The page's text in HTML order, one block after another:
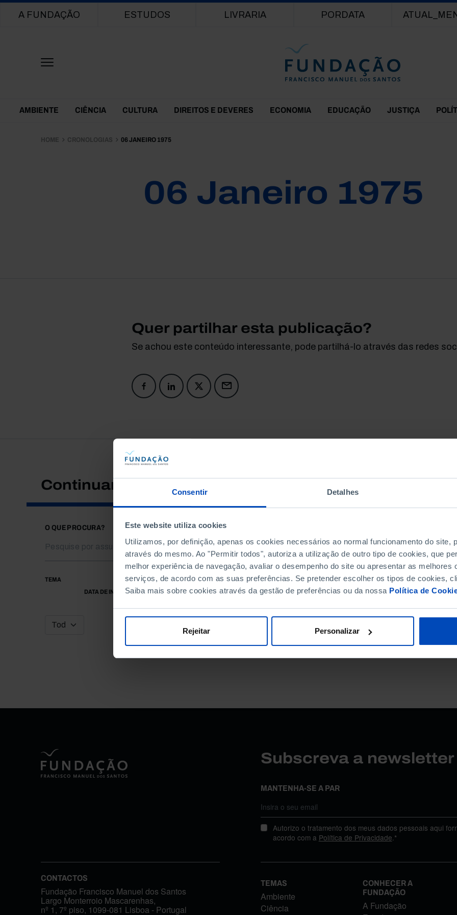
Consentir Detalhes
Este website utiliza cookies
Utilizamos, por definição, apenas os cookies necessários ao normal funcionamento do site,
através do mesmo. Ao "Permitir todos", autoriza a utilização de outro tipo de cookies, que
melhor experiência de navegação, avaliar o desempenho do site ou apresentar as melhores
serviços, de acordo com as suas preferências. Se pretender escolher os tipos de cookies,
Saiba mais sobre cookies através da gestão de preferências ou da nossa Política de
Rejeitar Personalizar
Main navigation
A FUNDAÇÃO ESTUDOS LIVRARIA PORDATA
Themes Menu
AMBIENTE CIÊNCIA CULTURA DIREITOS E DEVERES ECONOMIA EDUCAÇÃO JUSTIÇA
HOME CRONOLOGIAS 06 JANEIRO 1975
06 Janeiro 1975
Quer partilhar esta publicação?
Se achou este conteúdo interessante, pode partilhá-lo através das redes
Continuar a pesquisar
O QUE PROCURA?
TEMA
DATA DE INÍCIO
DATA DE FIM
Subscreva a
MANTENHA-SE A PAR
Autorizo o tratamento dos meus dados pessoais aqui
acordo com a Política de Privacidade.*
CONTACTOS
Fundação Francisco Manuel dos Santos
Largo Monterroio Mascarenhas,
nº 1, 7º piso, 1099-081 Lisboa - Portugal
TEMAS
Ambiente
Ciência
CONHECER A
FUNDAÇÃO
A Fundação